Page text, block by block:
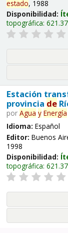
estado, 1988
Disponibilidad:
topográfica:
Estación
provincia de
por Agua y Energía
Idioma: Español
Editor: Buenos
1998
Disponibilidad:
topográfica: